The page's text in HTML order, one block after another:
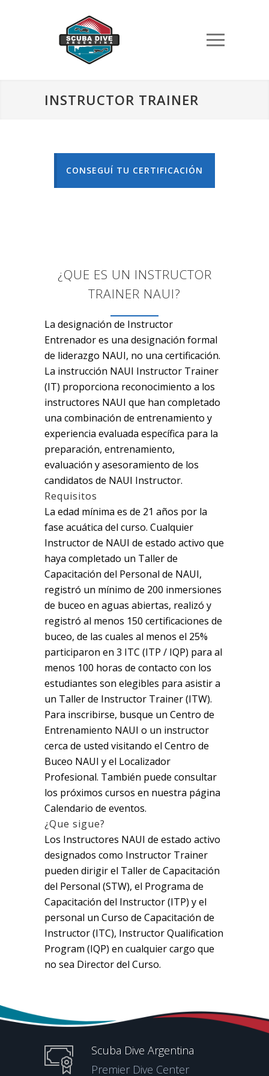
INSTRUCTOR TRAINER
CONSEGUÍ TU CERTIFICACIÓN
¿QUE ES UN INSTRUCTOR
TRAINER NAUI?
La designación de Instructor
Entrenador es una designación formal
de liderazgo NAUI, no una certificación.
La instrucción NAUI Instructor Trainer
(IT) proporciona reconocimiento a los
instructores NAUI que han completado
una combinación de entrenamiento y
experiencia evaluada específica para la
preparación, entrenamiento,
evaluación y asesoramiento de los
candidatos de NAUI Instructor.
Requisitos
La edad mínima es de 21 años por la
fase acuática del curso. Cualquier
Instructor de NAUI de estado activo que
haya completado un Taller de
Capacitación del Personal de NAUI,
registró un mínimo de 200 inmersiones
de buceo en aguas abiertas, realizó y
registró al menos 150 certificaciones de
buceo, de las cuales al menos el 25%
participaron en 3 ITC (ITP / IQP) para al
menos 100 horas de contacto con los
estudiantes son elegibles para asistir a
un Taller de Instructor Trainer (ITW).
Para inscribirse, busque un Centro de
Entrenamiento NAUI o un instructor
cerca de usted visitando el Centro de
Buceo NAUI y el Localizador
Profesional. También puede consultar
los próximos cursos en nuestra página
Calendario de eventos.
¿Que sigue?
Los Instructores NAUI de estado activo
designados como Instructor Trainer
pueden dirigir el Taller de Capacitación
del Personal (STW), el Programa de
Capacitación del Instructor (ITP) y el
personal un Curso de Capacitación de
Instructor (ITC), Instructor Qualification
Program (IQP) en cualquier cargo que
no sea Director del Curso.
Scuba Dive Argentina
Premier Dive Center